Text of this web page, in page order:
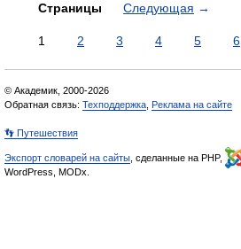
Страницы Следующая →
1 2 3 4 5 6
© Академик, 2000-2026
Обратная связь: Техподдержка Реклама на сайте
👣 Путешествия
Экспорт словарей на сайты , сделанные на PHP,
WordPress, MODx.